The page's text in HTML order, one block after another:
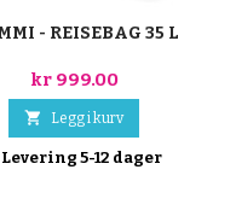
- REISEBAG 35 L
kr 999.00
 Legg i kurv
Levering 5-12 dager